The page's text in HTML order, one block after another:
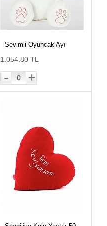
Sevimli Oyuncak Ayı
1.054.80 TL
- 0 +